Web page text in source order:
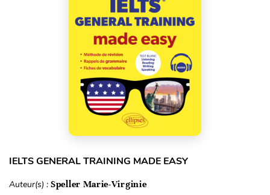
IELTS GENERAL TRAINING MADE EASY
Auteur(s) : Speller Marie-Virginie